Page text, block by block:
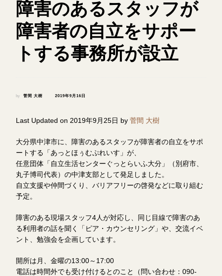
障害のあるスタッフが
障害者の自立をサポー
トする事務所が設立
by 菅間 大樹 2019年9月16日
Last Updated on 2019年9月25日 by 菅間 大樹
大分県中津市に、障害のあるスタッフが障害者の自立をサポ
ートする「あっとほぅむぷれいす」が、
任意団体「自立生活センターぐっとらいふ大分」（別府市、
丸子博司代表）の中津支部として発足しました。
自立支援や仲間づくり、バリアフリーの啓発などに取り組む
予定。
障害のある現場スタッフ4人が対応し、同じ目線で障害のあ
る利用者の話を聞く「ピア・カウンセリング」や、交流イベ
ント、勉強会を企画しています。
開所は月、金曜の13:00～17:00
電話は時間外でも受け付けるとのこと（問い合わせ：090-